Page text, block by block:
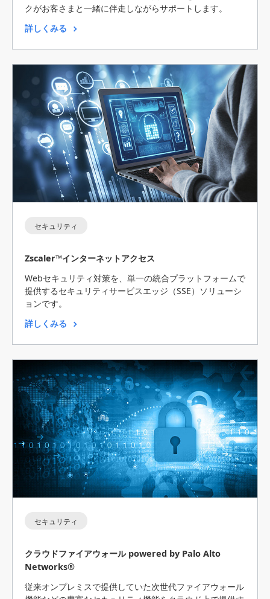
クがお客さまと一緒に伴走しながらサポートします。
詳しくみる
セキュリティ
Zscaler™インターネットアクセス
Webセキュリティ対策を、単一の統合プラットフォームで
提供するセキュリティサービスエッジ（SSE）ソリューシ
ョンです。
詳しくみる
セキュリティ
クラウドファイアウォール powered by Palo Alto
Networks®
従来オンプレミスで提供していた次世代ファイアウォール